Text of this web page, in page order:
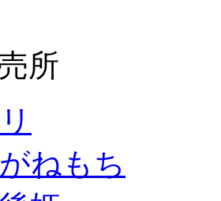
所
ねもち